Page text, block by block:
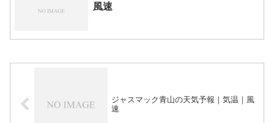
風速
ジャスマック青山の天気予報｜気温｜風
速